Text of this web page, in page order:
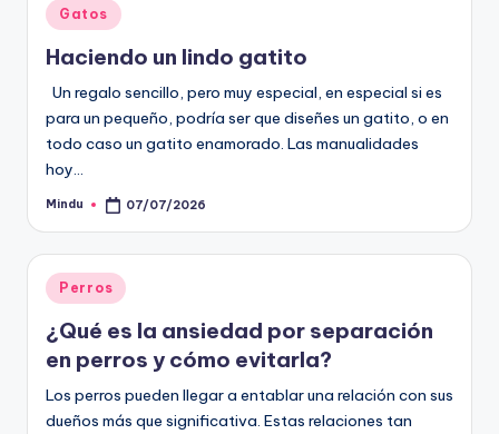
Publicado
en
Gatos
Haciendo un lindo gatito
Un regalo sencillo, pero muy especial, en especial si es
para un pequeño, podría ser que diseñes un gatito, o en
todo caso un gatito enamorado. Las manualidades
hoy…
Publicado
Mindu 07/07/2026
Publicado
en
Perros
¿Qué es la ansiedad por separación
en perros y cómo evitarla?
Los perros pueden llegar a entablar una relación con sus
dueños más que significativa. Estas relaciones tan